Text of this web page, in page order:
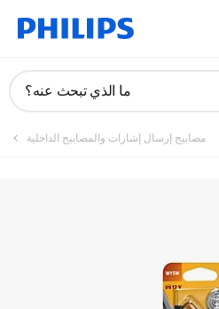
ما الذي تبحث عنه؟
مصابيح إرسال إشارات والمصابيح الداخلية